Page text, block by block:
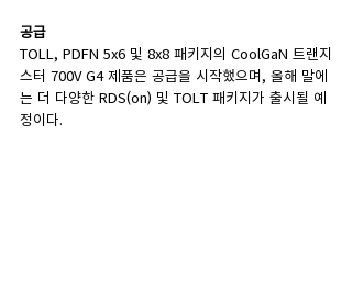
공급
TOLL, PDFN 5x6 및 8x8 패키지의 CoolGaN 트랜지
스터 700V G4 제품은 공급을 시작했으며, 올해 말에
는 더 다양한 RDS(on) 및 TOLT 패키지가 출시될 예
정이다.